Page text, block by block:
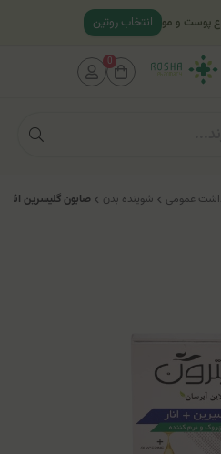
عمومی شوینده بدن صابون گلیسرین انار
پوست و مو انتخاب روتین
0